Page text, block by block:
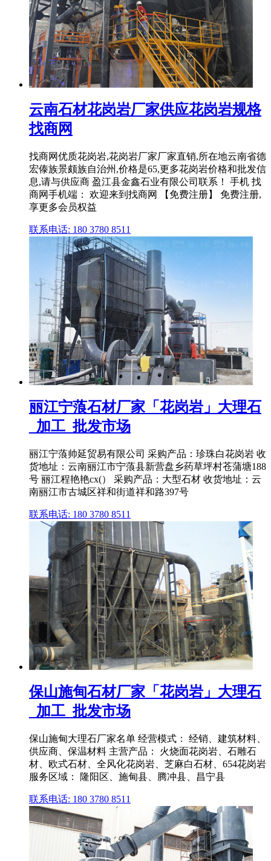
云南石材花岗岩厂家供应花岗岩规格
找商网
找商网优质花岗岩,花岗岩厂家厂家直销,所在地云南省德
宏傣族景颇族自治州,价格是65,更多花岗岩价格和批发信
息,请与供应商 盈江县金鑫石业有限公司联系！ 手机 找
商网手机端： 欢迎来到找商网 【免费注册】 免费注册,
享更多会员权益
联系电话: 180 3780 8511
丽江宁蒗石材厂家「花岗岩」大理石
_加工_批发市场
丽江宁蒗帅延贸易有限公司 采购产品：珍珠白花岗岩 收
货地址：云南丽江市宁蒗县新营盘乡药草坪村苍蒲塘188
号 丽江程艳艳cx(） 采购产品：大型石材 收货地址：云
南丽江市古城区祥和街道祥和路397号
联系电话: 180 3780 8511
保山施甸石材厂家「花岗岩」大理石
_加工_批发市场
保山施甸大理石厂家名单 经营模式： 经销、建筑材料、
供应商、保温材料 主营产品： 火烧面花岗岩、石雕石
材、欧式石材、全风化花岗岩、芝麻白石材、654花岗岩
服务区域： 隆阳区、施甸县、腾冲县、昌宁县
联系电话: 180 3780 8511